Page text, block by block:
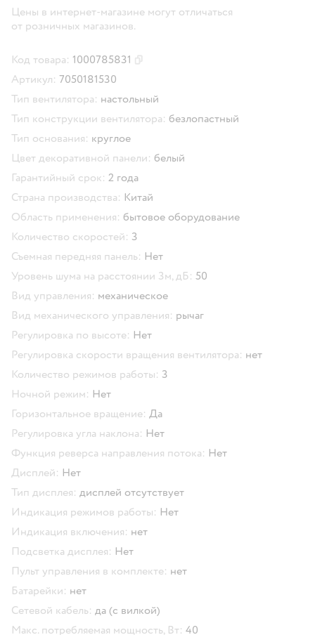
Цены в интернет-магазине могут отличаться
от розничных магазинов.
Код товара: 1000785831
Артикул: 7050181530
Тип вентилятора: настольный
Тип конструкции вентилятора: безлопастный
Тип основания: круглое
Цвет декоративной панели: белый
Гарантийный срок: 2 года
Страна производства: Китай
Область применения: бытовое оборудование
Количество скоростей: 3
Съемная передняя панель: Нет
Уровень шума на расстоянии 3м, дБ: 50
Вид управления: механическое
Вид механического управления: рычаг
Регулировка по высоте: Нет
Регулировка скорости вращения вентилятора: нет
Количество режимов работы: 3
Ночной режим: Нет
Горизонтальное вращение: Да
Регулировка угла наклона: Нет
Функция реверса направления потока: Нет
Дисплей: Нет
Тип дисплея: дисплей отсутствует
Индикация режимов работы: Нет
Индикация включения: нет
Подсветка дисплея: Нет
Пульт управления в комплекте: нет
Батарейки: нет
Сетевой кабель: да (с вилкой)
Макс. потребляемая мощность, Вт: 40